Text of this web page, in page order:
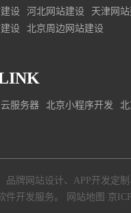
设 河北网站建设
天津网
设 北京周边网站建设
服务器 北京小程序开发
品牌网站设计、 APP开发定制
件开发服务。
网站地图 京